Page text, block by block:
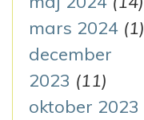
mars 2024 (1)
december
2023 (11)
oktober 2023